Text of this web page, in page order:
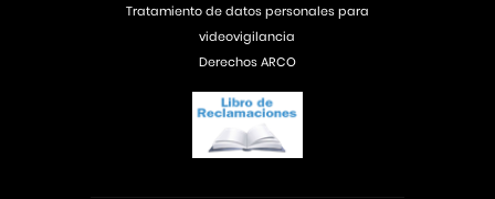
Tratamiento de datos personales para
videovigilancia
Derechos ARCO